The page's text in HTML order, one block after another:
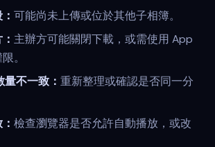
可能尚未上傳或位於其他子相簿。
主辦方可能關閉下載，或需使用 App
。
不一致： 重新整理或確認是否同一分
檢查瀏覽器是否允許自動播放，或改